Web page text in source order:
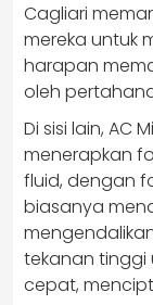
Cagliari
mereka untuk
harapan
oleh
Di sisi lain, AC
menerapkan
fluid, dengan
biasanya
tekanan tinggi
cepat,